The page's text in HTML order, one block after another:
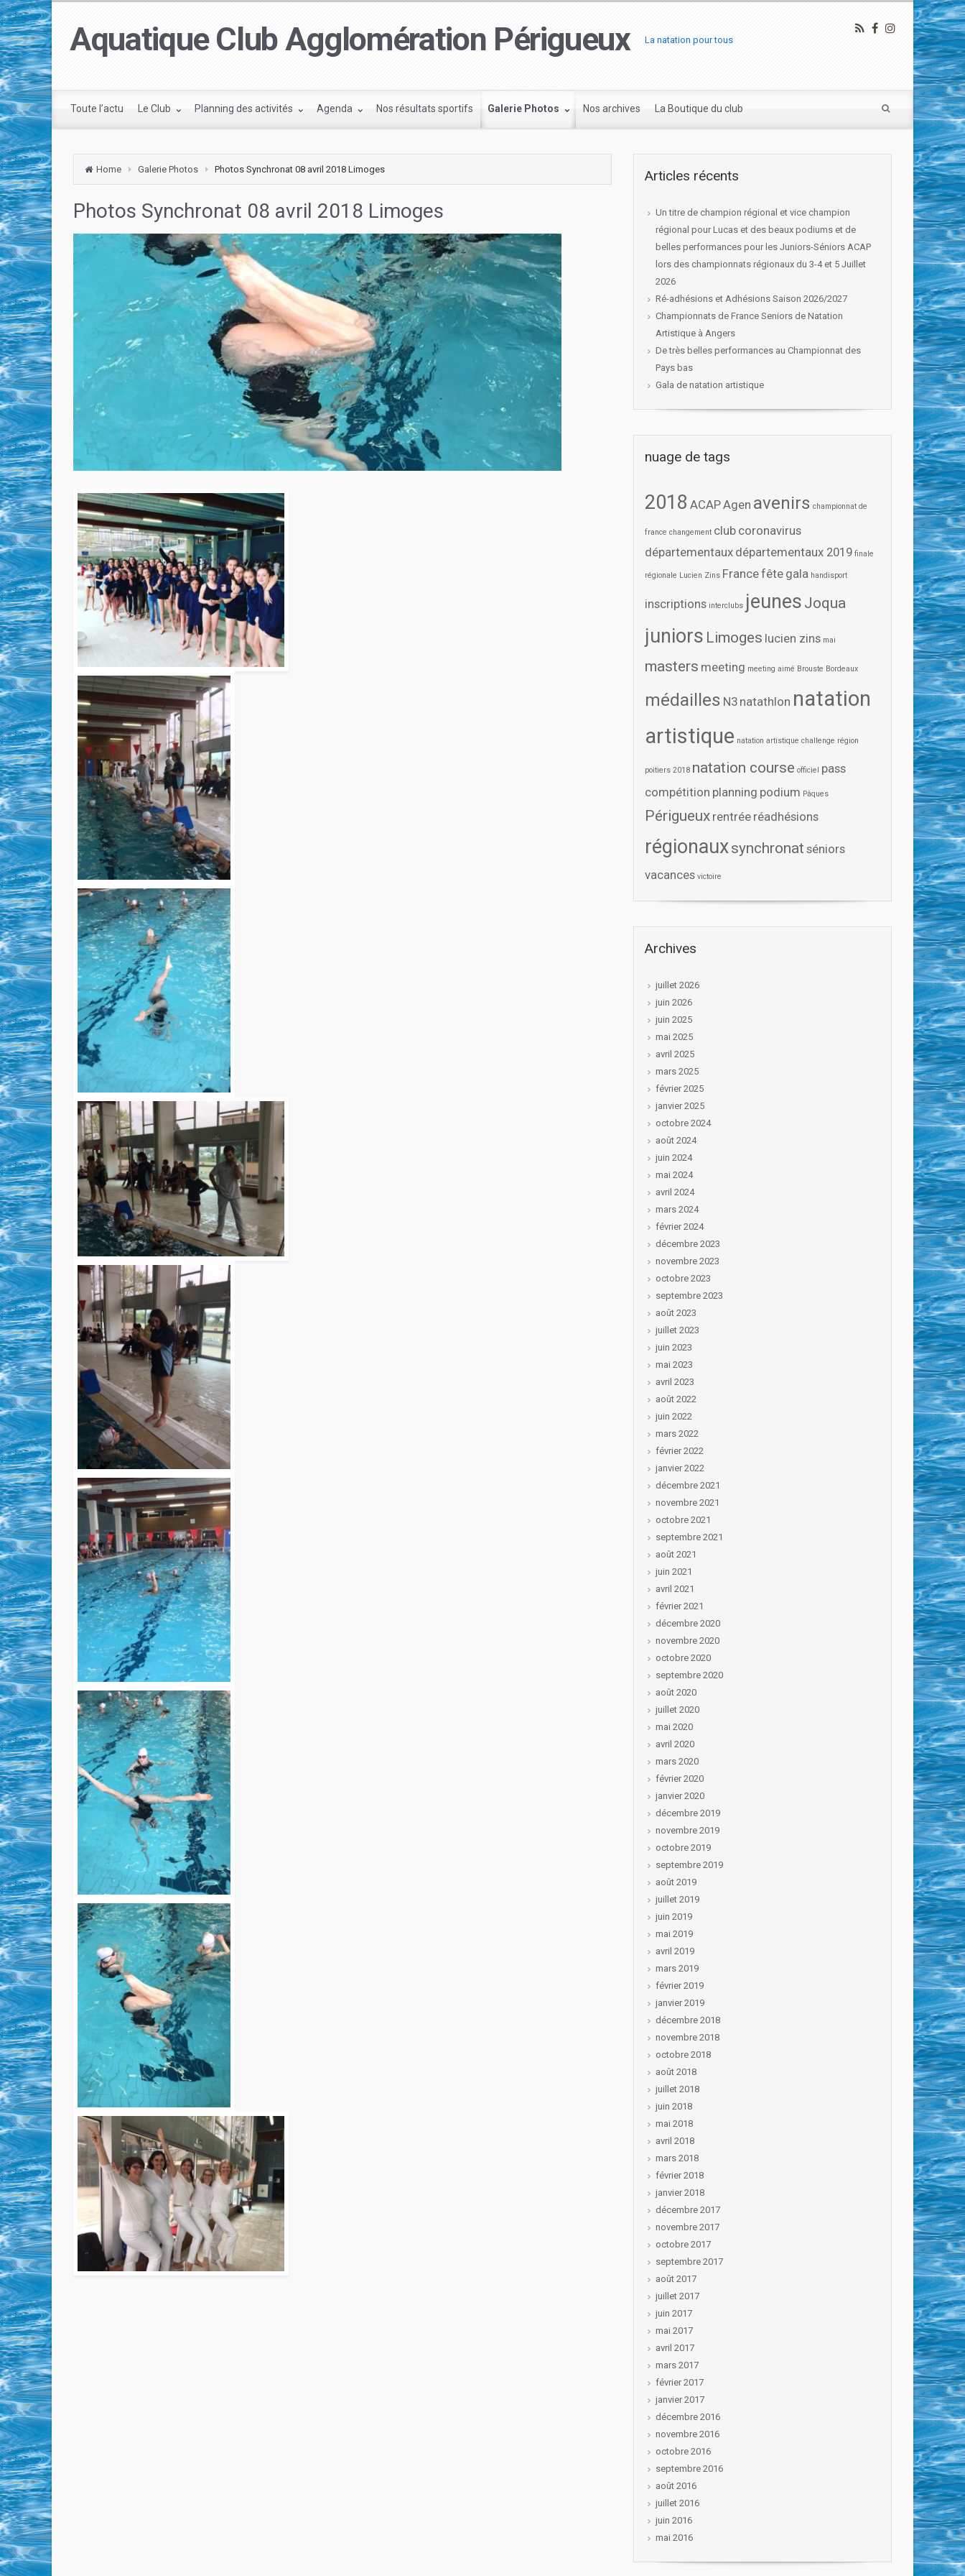
Aquatique Club Agglomération Périgueux La natation pour tous
Toute l’actu Le Club Planning des activités Agenda Nos résultats sportifs Galerie Photos Nos archives La Boutique du club
Home Galerie Photos Photos Synchronat 08 avril 2018 Limoges
Photos Synchronat 08 avril 2018 Limoges
Articles récents
Un titre de champion régional et vice champion
régional pour Lucas et des beaux podiums et de
belles performances pour les Juniors-Séniors ACAP
lors des championnats régionaux du 3-4 et 5 Juillet
2026
Ré-adhésions et Adhésions Saison 2026/2027
Championnats de France Seniors de Natation
Artistique à Angers
De très belles performances au Championnat des
Pays bas
Gala de natation artistique
nuage de tags
2018 ACAPAgen avenirs championnat de
france changement club coronavirus
départementaux départementaux 2019 finale
régionale Lucien Zins Francefête gala handisport
inscriptions interclubs jeunes Joqua
juniors Limoges lucien zins mai
masters meeting meeting aimé Brouste Bordeaux
médailles N3 natathlon natation
artistique natation artistique challenge région
poitiers 2018 natation course officiel pass
compétition planning podium Pâques
Périgueux rentrée réadhésions
régionauxsynchronat séniors
vacances victoire
Archives
juillet 2026
juin 2026
juin 2025
mai 2025
avril 2025
mars 2025
février 2025
janvier 2025
octobre 2024
août 2024
juin 2024
mai 2024
avril 2024
mars 2024
février 2024
décembre 2023
novembre 2023
octobre 2023
septembre 2023
août 2023
juillet 2023
juin 2023
mai 2023
avril 2023
août 2022
juin 2022
mars 2022
février 2022
janvier 2022
décembre 2021
novembre 2021
octobre 2021
septembre 2021
août 2021
juin 2021
avril 2021
février 2021
décembre 2020
novembre 2020
octobre 2020
septembre 2020
août 2020
juillet 2020
mai 2020
avril 2020
mars 2020
février 2020
janvier 2020
décembre 2019
novembre 2019
octobre 2019
septembre 2019
août 2019
juillet 2019
juin 2019
mai 2019
avril 2019
mars 2019
février 2019
janvier 2019
décembre 2018
novembre 2018
octobre 2018
août 2018
juillet 2018
juin 2018
mai 2018
avril 2018
mars 2018
février 2018
janvier 2018
décembre 2017
novembre 2017
octobre 2017
septembre 2017
août 2017
juillet 2017
juin 2017
mai 2017
avril 2017
mars 2017
février 2017
janvier 2017
décembre 2016
novembre 2016
octobre 2016
septembre 2016
août 2016
juillet 2016
juin 2016
mai 2016